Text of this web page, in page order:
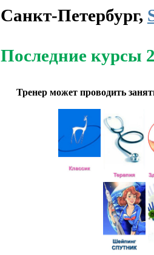
Санкт-Петербург,
Последние курсы
Тренер может проводить